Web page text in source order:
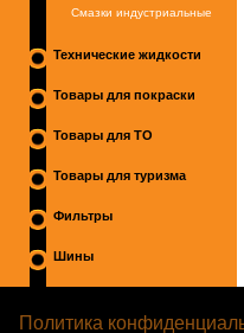
Смазки индустриальные
Технические жидкости
Товары для покраски
Товары для ТО
Товары для туризма
Фильтры
Шины
Политика